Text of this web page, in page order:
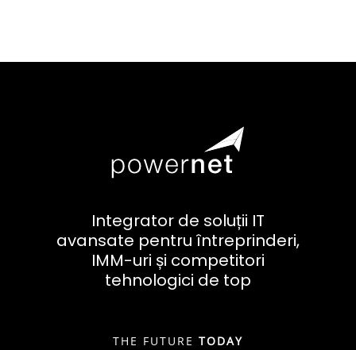
Integrator de soluții IT
avansate pentru întreprinderi,
IMM-uri și competitori
tehnologici de top
THE FUTURE TODAY